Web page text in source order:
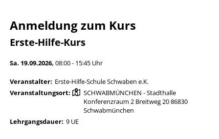
Anmeldung zum Kurs
Erste-Hilfe-Kurs
Sa. 19.09.2026, 08:00 - 15:45 Uhr
Veranstalter: Erste-Hilfe-Schule Schwaben e.K.
Veranstaltungsort:
SCHWABMÜNCHEN - Stadthalle
Konferenzraum 2 Breitweg 20 86830
Schwabmünchen
Lehrgangsdauer: 9 UE